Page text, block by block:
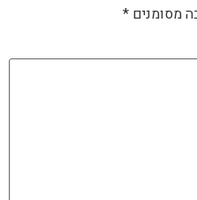
מסומנים *